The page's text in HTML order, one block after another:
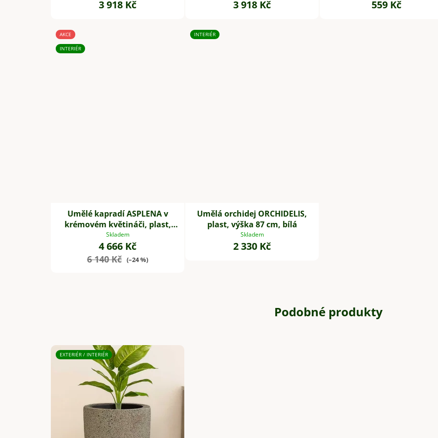
3 918 Kč 3 918 Kč 559 Kč
AKCE
INTERIÉR
Umělé kapradí ASPLENA v
krémovém květináči, plast,
výška 90 cm, zelená
Skladem
4 666 Kč
6 140 Kč (–24 %)
INTERIÉR
Umělá orchidej ORCHIDELIS,
plast, výška 87 cm, bílá
Skladem
2 330 Kč
Podobné produkty
EXTERIÉR / INTERIÉR